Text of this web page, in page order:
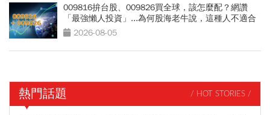
009816拚台股、009826買全球，該怎麼配？網讚
「最強懶人投資」...為何股海老牛說，這種人不適合
買？2026-08-05
熱門話題 / HOT STORIES /